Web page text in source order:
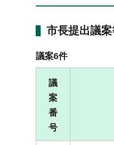
市長提出議
議案6件
議
案
番
号